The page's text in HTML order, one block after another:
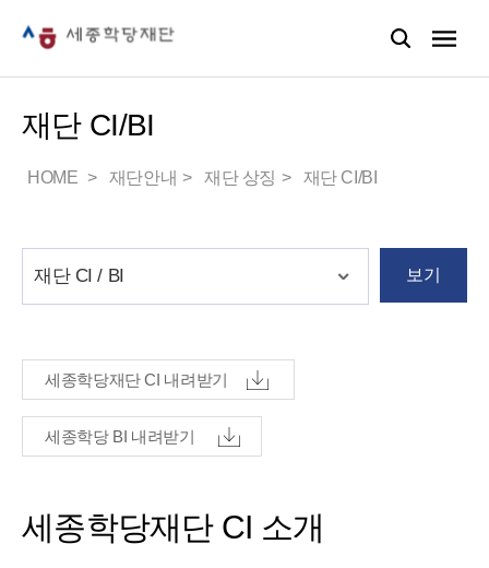
재단 CI/BI
HOME 재단안내 재단 상징 재단 CI/BI
보기
세종학당재단 CI 내려받기
세종학당 BI 내려받기
세종학당재단 CI 소개